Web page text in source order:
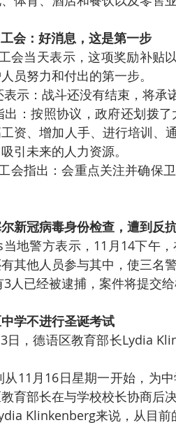
会：好消息，这是第一步
会当天表示，这项奖励补贴
员努力和付出的第一步。
示：战斗还没有结束，将承
出：按照协议，政府还划拨
资、增加人手、进行培训、
引未来的人力资源。
会指出：会重点关注并确保
新冠病毒身份检查，遭到反
地警方表示，11月14下午
其他人员参与其中，使三名警
3人已经被逮捕，案件将提交给
学不进行圣诞考试
日，德语区教育部长Lydia
从11月16日星期一开始，为
育部长在与学校校长协商后
Klinkenberg来说，从目前